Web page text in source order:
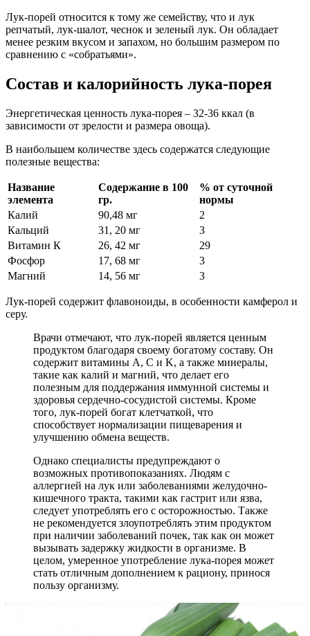
Лук-порей относится к тому же семейству, что и лук
репчатый, лук-шалот, чеснок и зеленый лук. Он обладает
менее резким вкусом и запахом, но большим размером по
сравнению с «собратьями».
Состав и калорийность лука-порея
Энергетическая ценность лука-порея ‒ 32-36 ккал (в
зависимости от зрелости и размера овоща).
В наибольшем количестве здесь содержатся следующие
полезные вещества:
Название
элемента
Содержание в 100
гр.
% от суточной
нормы
Калий
90,48 мг
2
Кальций
31, 20 мг
3
Витамин К
26, 42 мг
29
Фосфор
17, 68 мг
3
Магний
14, 56 мг 3
Лук-порей содержит флавоноиды, в особенности камферол и
серу.
Врачи отмечают, что лук-порей является ценным
продуктом благодаря своему богатому составу. Он
содержит витамины A, C и K, а также минералы,
такие как калий и магний, что делает его
полезным для поддержания иммунной системы и
здоровья сердечно-сосудистой системы. Кроме
того, лук-порей богат клетчаткой, что
способствует нормализации пищеварения и
улучшению обмена веществ.
Однако специалисты предупреждают о
возможных противопоказаниях. Людям с
аллергией на лук или заболеваниями желудочно-
кишечного тракта, такими как гастрит или язва,
следует употреблять его с осторожностью. Также
не рекомендуется злоупотреблять этим продуктом
при наличии заболеваний почек, так как он может
вызывать задержку жидкости в организме. В
целом, умеренное употребление лука-порея может
стать отличным дополнением к рациону, принося
пользу организму.